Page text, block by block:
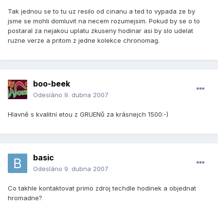
Tak jednou se to tu uz resilo od cinanu a ted to vypada ze by
jsme se mohli domluvit na necem rozumejsim. Pokud by se o to
postaral za nejakou uplatu zkuseny hodinar asi by slo udelat
ruzne verze a pritom z jedne kolekce chronomag.
boo-beek
Odesláno 9. dubna 2007
Hlavně s kvalitní etou z GRUENů za krásnejch 1500:-)
basic
Odesláno 9. dubna 2007
Co takhle kontaktovat primo zdroj techdle hodinek a objednat
hromadne?